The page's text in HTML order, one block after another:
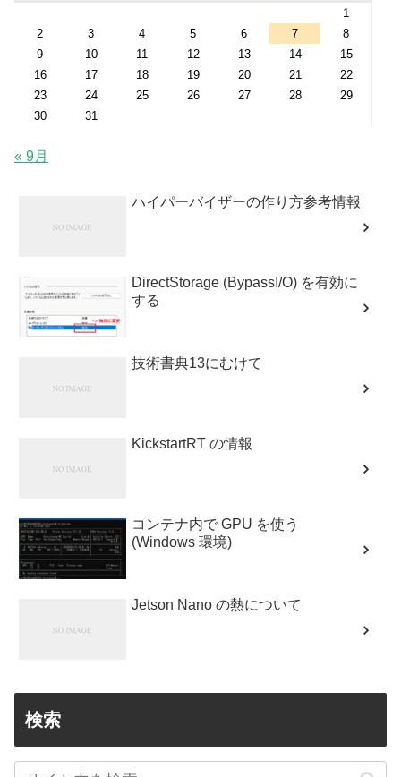
1
2
3 4 5 6 7
8
9
10 11 12 13 14
15
16
17 18 19 20 21
22
23
24 25 26 27 28
29
30
31
« 9月
ハイパーバイザーの作り方参考情報
DirectStorage (BypassI/O) を有効に
する
技術書典13にむけて
KickstartRT の情報
コンテナ内で GPU を使う
(Windows 環境)
Jetson Nano の熱について
検索